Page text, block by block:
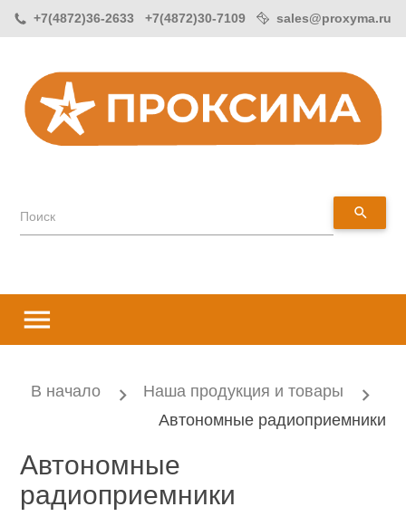
+7(4872)36-2633 +7(4872)30-7109 sales@proxyma.ru
Поиск search
menu
В начало
Наша продукция и товары
Автономные радиоприемники
Автономные
радиоприемники